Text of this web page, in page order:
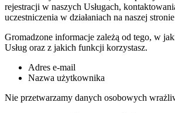
rejestracji w naszych Usługach,
uczestniczenia w działaniach na naszej
Gromadzone informacje zależą od tego, w
Usług oraz z jakich funkcji korzystasz.
Adres e-mail
Nazwa użytkownika
Nie przetwarzamy danych osobowych